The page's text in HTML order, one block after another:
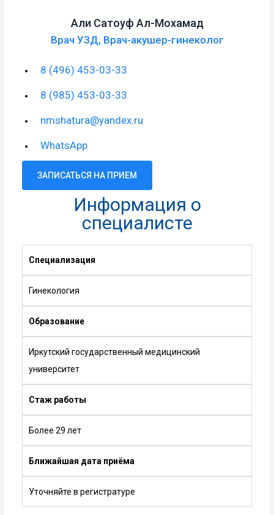
Али Сатоуф Ал-Мохамад
Врач УЗД, Врач-акушер-гинеколог
8 (496) 453-03-33
8 (985) 453-03-33
nmshatura@yandex.ru
WhatsApp
ЗАПИСАТЬСЯ НА ПРИЕМ
Информация о
специалисте
Специализация
Гинекология
Образование
Иркутский государственный медицинский
университет
Стаж работы
Более 29 лет
Ближайшая дата приёма
Уточняйте в регистратуре